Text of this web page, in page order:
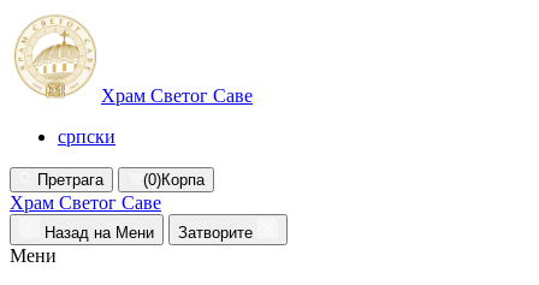
Храм Светог Саве
српски
Претрага (0)Корпа
Храм Светог Саве
Назад на Мени Затворите
Мени